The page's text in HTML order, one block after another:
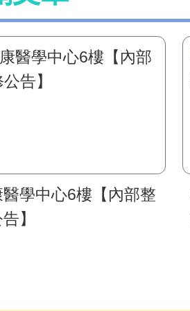
學中心6樓【內部整
】